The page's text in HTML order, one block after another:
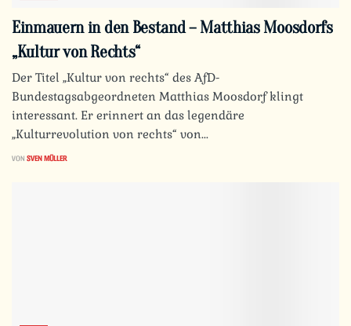
Einmauern in den Bestand – Matthias Moosdorfs
„Kultur von Rechts“
Der Titel „Kultur von rechts“ des AfD-
Bundestagsabgeordneten Matthias Moosdorf klingt
interessant. Er erinnert an das legendäre
„Kulturrevolution von rechts“ von...
VON SVEN MÜLLER